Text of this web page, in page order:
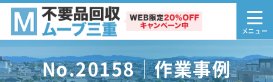
No.20158｜作業事例